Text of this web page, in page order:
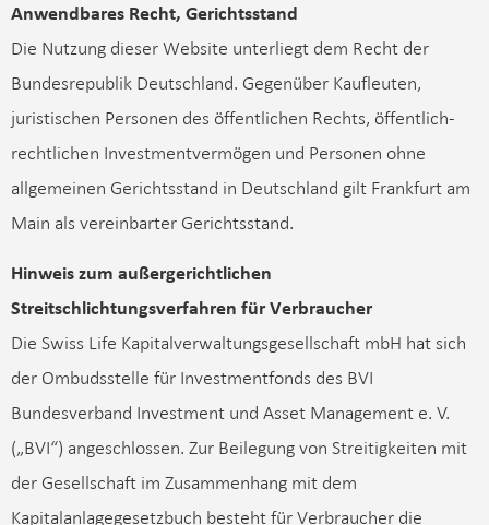
Anwendbares Recht, Gerichtsstand
Die Nutzung dieser Website unterliegt dem Recht der
Bundesrepublik Deutschland. Gegenüber Kaufleuten,
juristischen Personen des öffentlichen Rechts, öffentlich-
rechtlichen Investmentvermögen und Personen ohne
allgemeinen Gerichtsstand in Deutschland gilt Frankfurt am
Main als vereinbarter Gerichtsstand.
Hinweis zum außergerichtlichen
Streitschlichtungsverfahren für Verbraucher
Die Swiss Life Kapitalverwaltungsgesellschaft mbH hat sich
der Ombudsstelle für Investmentfonds des BVI
Bundesverband Investment und Asset Management e. V.
(„BVI“) angeschlossen. Zur Beilegung von Streitigkeiten mit
der Gesellschaft im Zusammenhang mit dem
Kapitalanlagegesetzbuch besteht für Verbraucher die